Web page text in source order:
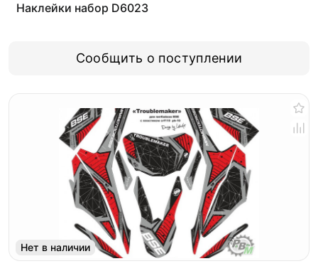
Наклейки набор D6023
Сообщить о поступлении
Нет в наличии